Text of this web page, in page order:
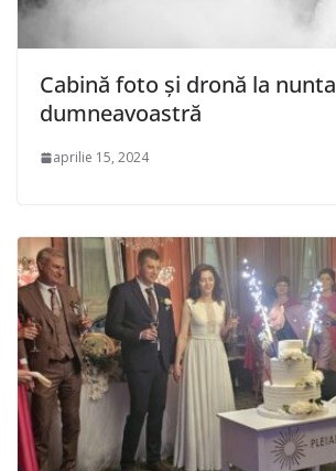
Cabină foto și dronă la nunta
dumneavoastră
aprilie 15, 2024